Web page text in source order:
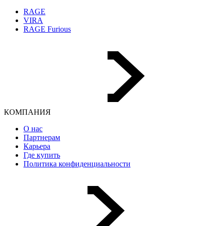
RAGE
VIRA
RAGE Furious
КОМПАНИЯ
О нас
Партнерам
Карьера
Где купить
Политика конфиденциальности